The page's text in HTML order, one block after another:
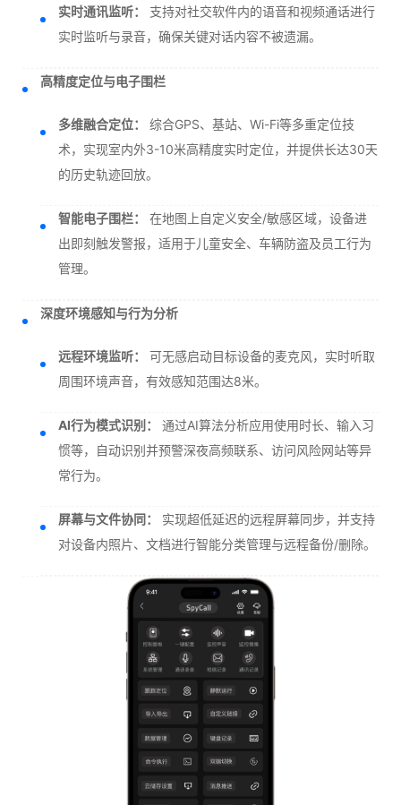
实时通讯监听：
支持对社交软件内的语音和视频通话进行
实时监听与录音，确保关键对话内容不被遗漏。
高精度定位与电子围栏
多维融合定位：
综合GPS、基站、Wi-Fi等多重定位技
术，实现室内外3-10米高精度实时定位，并提供长达30天
的历史轨迹回放。
智能电子围栏：
在地图上自定义安全/敏感区域，设备进
出即刻触发警报，适用于儿童安全、车辆防盗及员工行为
管理。
深度环境感知与行为分析
远程环境监听：
可无感启动目标设备的麦克风，实时听取
周围环境声音，有效感知范围达8米。
AI行为模式识别：
通过AI算法分析应用使用时长、输入习
惯等，自动识别并预警深夜高频联系、访问风险网站等异
常行为。
屏幕与文件协同：
实现超低延迟的远程屏幕同步，并支持
对设备内照片、文档进行智能分类管理与远程备份/删除。